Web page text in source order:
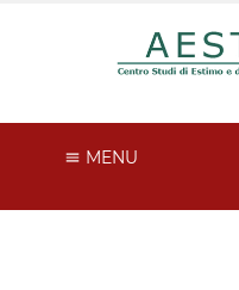
MENU